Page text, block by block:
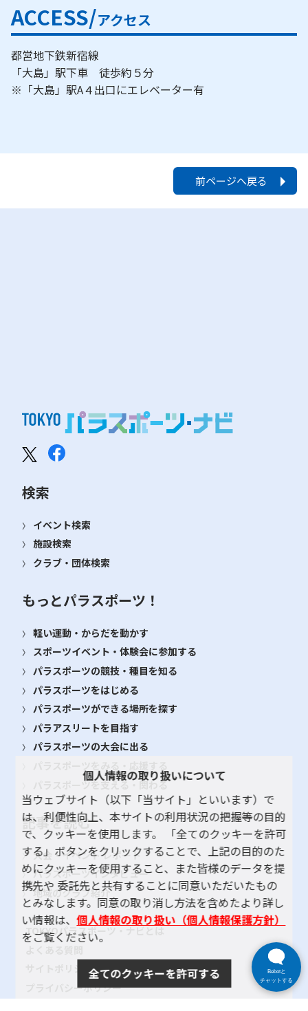
ACCESS/アクセス
都営地下鉄新宿線
「大島」駅下車 徒歩約５分
※「大島」駅A４出口にエレベーター有
前ページへ戻る
検索
イベント検索
施設検索
クラブ・団体検索
もっとパラスポーツ！
軽い運動・からだを動かす
スポーツイベント・体験会に参加する
パラスポーツの競技・種目を知る
パラスポーツをはじめる
パラスポーツができる場所を探す
パラアスリートを目指す
パラスポーツの大会に出る
パラスポーツを支える・関わる
記事を読む
大会・イベント レポート
パラスポーツインタビュー
地域のクラブ紹介
TOKYOパラスポーツ・ナビとは
サイトポリシー
プライバシーポリシー
個人情報の取り扱いについて
当ウェブサイト（以下「当サイト」といいます）で
は、利便性向上、本サイトの利用状況の把握等の目的
で、クッキーを使用します。 「全てのクッキーを許可
する」ボタンをクリックすることで、上記の目的のた
めにクッキーを使用すること、また皆様のデータを提
携先や 委託先と共有することに同意いただいたもの
とみなします。同意の取り消し方法を含めたより詳し
い情報は、個人情報の取り扱い（個人情報保護方針）
をご覧ください。
全てのクッキーを許可する
Bebotと
チャットする